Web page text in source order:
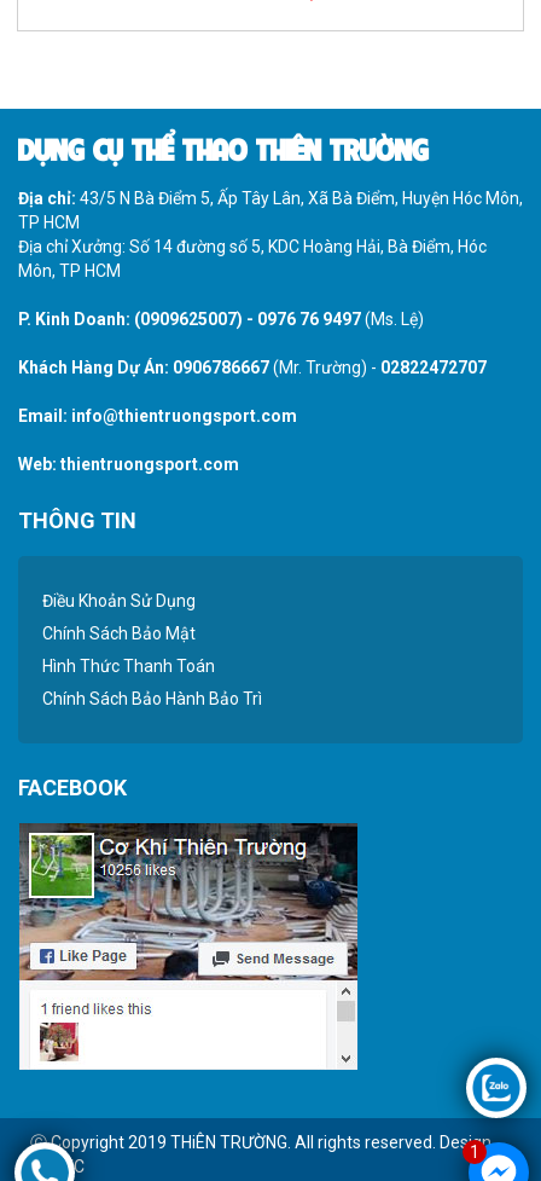
DỤNG CỤ THỂ THAO THIÊN TRƯỜNG
Địa chỉ: 43/5 N Bà Điểm 5, Ấp Tây Lân, Xã Bà Điểm, Huyện Hóc Môn,
TP HCM
Địa chỉ Xưởng: Số 14 đường số 5, KDC Hoàng Hải, Bà Điểm, Hóc
Môn, TP HCM
P. Kinh Doanh: (0909625007) - 0976 76 9497(Ms. Lệ)
Khách Hàng Dự Án: 0906786667(Mr. Trường) - 02822472707
Email: info@thientruongsport.com
Web: thientruongsport.com
THÔNG TIN
Điều Khoản Sử Dụng
Chính Sách Bảo Mật
Hình Thức Thanh Toán
Chính Sách Bảo Hành Bảo Trì
FACEBOOK
Ⓒ Copyright 2019 THiÊN TRƯỜNG. All rights reserved. Design
by BTC
1